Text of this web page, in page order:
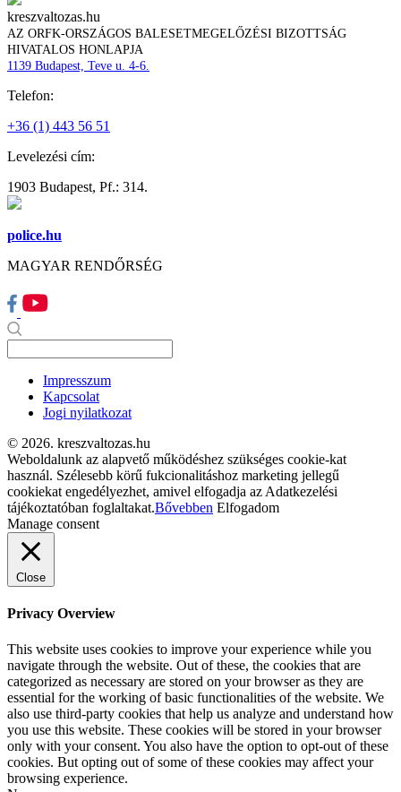
kreszvaltozas.hu
AZ ORFK-ORSZÁGOS BALESETMEGELŐZÉSI BIZOTTSÁG
HIVATALOS HONLAPJA
1139 Budapest, Teve u. 4-6.
Telefon:
+36 (1) 443 56 51
Levelezési cím:
1903 Budapest, Pf.: 314.
police.hu
MAGYAR RENDŐRSÉG
Impresszum
Kapcsolat
Jogi nyilatkozat
© 2026. kreszvaltozas.hu
Weboldalunk az alapvető működéshez szükséges cookie-kat
használ. Szélesebb körű fukcionalitáshoz marketing jellegű
cookiekat engedélyezhet, amivel elfogadja az Adatkezelési
tájékoztatóban foglaltakat.Bővebben Elfogadom
Manage consent
Close
Privacy Overview
This website uses cookies to improve your experience while you
navigate through the website. Out of these, the cookies that are
categorized as necessary are stored on your browser as they are
essential for the working of basic functionalities of the website. We
also use third-party cookies that help us analyze and understand how
you use this website. These cookies will be stored in your browser
only with your consent. You also have the option to opt-out of these
cookies. But opting out of some of these cookies may affect your
browsing experience.